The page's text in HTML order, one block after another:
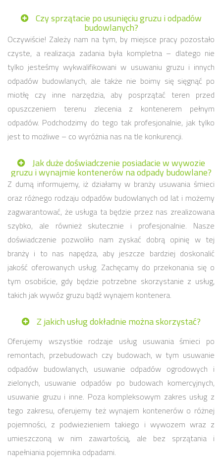
Czy sprzątacie po usunięciu gruzu i odpadów
budowlanych?
Oczywiście! Zależy nam na tym, by miejsce pracy pozostało
czyste, a realizacja zadania była kompletna – dlatego nie
tylko jesteśmy wykwalifikowani w usuwaniu gruzu i innych
odpadów budowlanych, ale także nie boimy się sięgnąć po
miotłę czy inne narzędzia, aby posprzątać teren przed
opuszczeniem terenu zlecenia z kontenerem pełnym
odpadów. Podchodzimy do tego tak profesjonalnie, jak tylko
jest to możliwe – co wyróżnia nas na tle konkurencji.
Jak duże doświadczenie posiadacie w wywozie
gruzu i wynajmie kontenerów na odpady budowlane?
Z dumą informujemy, iż działamy w branży usuwania śmieci
oraz różnego rodzaju odpadów budowlanych od lat i możemy
zagwarantować, że usługa ta będzie przez nas zrealizowana
szybko, ale również skutecznie i profesjonalnie. Nasze
doświadczenie pozwoliło nam zyskać dobrą opinię w tej
branży i to nas napędza, aby jeszcze bardziej doskonalić
jakość oferowanych usług. Zachęcamy do przekonania się o
tym osobiście, gdy będzie potrzebne skorzystanie z usług,
takich jak wywóz gruzu bądź wynajem kontenera.
Z jakich usług dokładnie można skorzystać?
Oferujemy wszystkie rodzaje usług usuwania śmieci po
remontach, przebudowach czy budowach, w tym usuwanie
odpadów budowlanych, usuwanie odpadów ogrodowych i
zielonych, usuwanie odpadów po budowach komercyjnych,
usuwanie gruzu i inne. Poza kompleksowym zakres usług z
tego zakresu, oferujemy też wynajem kontenerów o różnej
pojemności, z podwiezieniem takiego i wywozem wraz z
umieszczoną w nim zawartością, ale bez sprzątania i
napełniania pojemnika odpadami.